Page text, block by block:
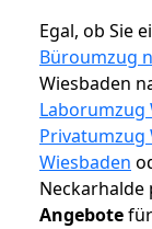
Egal, ob Sie
Büroumzug
Wiesbaden
Laborumzug
Privatumzug
Wiesbaden
Neckarhalde
Angebote